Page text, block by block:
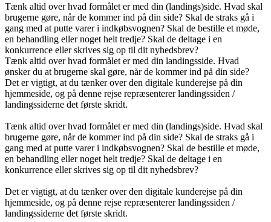
Tænk altid over hvad formålet er med din (landings)side. Hvad skal
brugerne gøre, når de kommer ind på din side? Skal de straks gå i
gang med at putte varer i indkøbsvognen? Skal de bestille et møde,
en behandling eller noget helt tredje? Skal de deltage i en
konkurrence eller skrives sig op til dit nyhedsbrev?
Tænk altid over hvad formålet er med din landingsside. Hvad
ønsker du at brugerne skal gøre, når de kommer ind på din side?
Det er vigtigt, at du tænker over den digitale kunderejse på din
hjemmeside, og på denne rejse repræsenterer landingssiden /
landingssiderne det første skridt.
Tænk altid over hvad formålet er med din (landings)side. Hvad skal
brugerne gøre, når de kommer ind på din side? Skal de straks gå i
gang med at putte varer i indkøbsvognen? Skal de bestille et møde,
en behandling eller noget helt tredje? Skal de deltage i en
konkurrence eller skrives sig op til dit nyhedsbrev?
Det er vigtigt, at du tænker over den digitale kunderejse på din
hjemmeside, og på denne rejse repræsenterer landingssiden /
landingssiderne det første skridt.